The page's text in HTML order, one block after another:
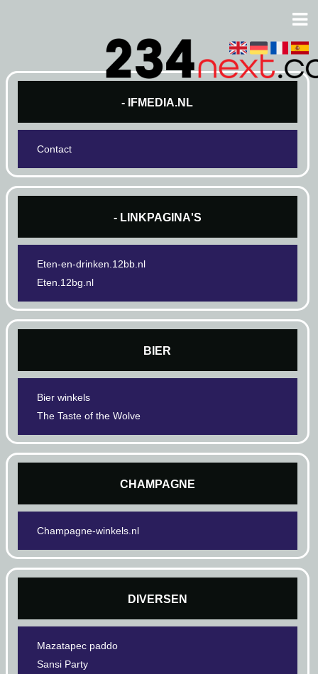
- IFMEDIA.NL
Contact
- LINKPAGINA'S
Eten-en-drinken.12bb.nl
Eten.12bg.nl
BIER
Bier winkels
The Taste of the Wolve
CHAMPAGNE
Champagne-winkels.nl
DIVERSEN
Mazatapec paddo
Sansi Party